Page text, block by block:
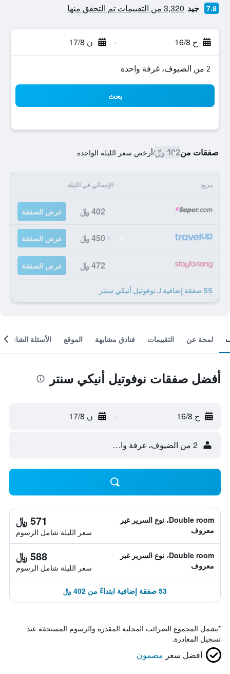
7.8 جيد 3,320 من التقييمات تم التحقق منها
ح 16/8 - ن 17/8
2 من الضيوف، غرفة واحدة
بحث
صفقات من402 ﷼ /أرخص سعر الليلة الواحدة
مزود الإجمالي في الليلة
402 ﷼ عرض الصفقة
450 ﷼ عرض الصفقة
472 ﷼ عرض الصفقة
55 صفقة إضافية لـ نوفوتيل أنيكي سنتر
لمحة عن التقييمات فنادق مشابهة الموقع الأسئلة الشائعة
أفضل صفقات نوفوتيل أنيكي سنتر
ح 16/8 - ن 17/8
2 من الضيوف، غرفة واحدة
Double room، نوع السرير غير
معروف
571 ﷼
سعر الليلة شامل الرسوم
Double room، نوع السرير غير
معروف
588 ﷼
سعر الليلة شامل الرسوم
53 صفقة إضافية ابتداءً من 402 ﷼
*يشمل المجموع الضرائب المحلية المقدرة والرسوم المستحقة عند
تسجيل المغادرة.
أفضل سعر مضمون